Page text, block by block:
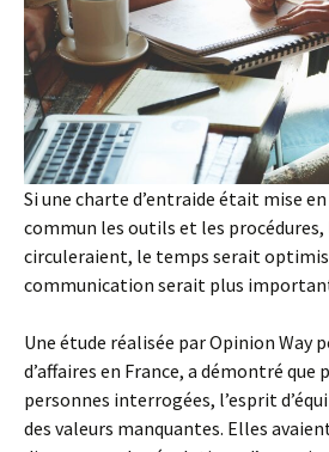
Si une charte d’entraide était mise
commun les outils et les
circuleraient, le temps serait
communication serait plus
Une étude réalisée par Opinion Way
d’affaires en France, a démontré que
personnes interrogées, l’esprit
des valeurs manquantes. Elles